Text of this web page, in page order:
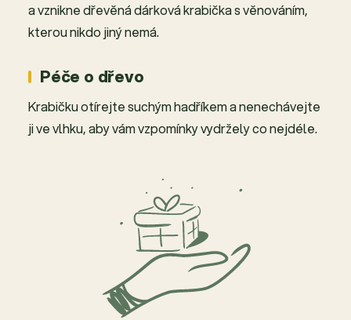
a vznikne dřevěná dárková krabička s věnováním,
kterou nikdo jiný nemá.
Péče o dřevo
Krabičku otírejte suchým hadříkem a nenechávejte
ji ve vlhku, aby vám vzpomínky vydržely co nejdéle.